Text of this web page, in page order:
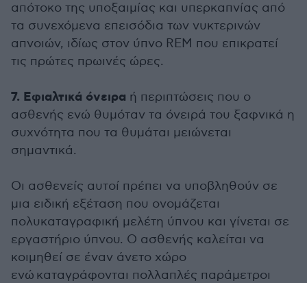
απότοκο της υποξαιμίας και υπερκαπνίας από
τα συνεχόμενα επεισόδια των νυκτερινών
απνοιών, ιδίως στον ύπνο RΕΜ που επικρατεί
τις πρώτες πρωινές ώρες.
7. Εφιαλτικά όνειρα ή περιπτώσεις που ο
ασθενής ενώ θυμόταν τα όνειρά του ξαφνικά η
συχνότητα που τα θυμάται μειώνεται
σημαντικά.
Οι ασθενείς αυτοί πρέπει να υποβληθούν σε
μια ειδική εξέταση που ονομάζεται
πολυκαταγραφική μελέτη ύπνου και γίνεται σε
εργαστήριο ύπνου. Ο ασθενής καλείται να
κοιμηθεί σε έναν άνετο χώρο
ενώ καταγράφονται πολλαπλές παράμετροι